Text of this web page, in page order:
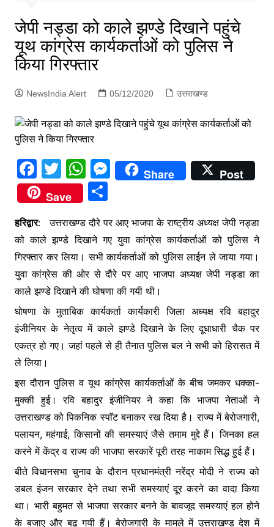
जेपी नड्डा को काले झण्डे दिखाने पहुंचे
यूथ कांग्रेस कार्यकर्ताओं को पुलिस ने
किया गिरफ्तार
NewsIndia Alert 05/12/2020 उत्तराखण्ड
F
a
c
e
b
o
o
k
T
w
itt
er
W
h
at
s
A
p
p
M
e
s
e
n
g
er
Share
Post
Save
S
ar
e
हरिद्वार: उत्तराखण्ड दौरे पर आए भाजपा के राष्ट्रीय अध्यक्ष जेपी नड्डा
को काले झण्डे दिखाने गए युवा कांग्रेस कार्यकर्ताओं को पुलिस ने
गिरफ्तार कर लिया। सभी कार्यकर्ताओं को पुलिस लाईन ले जाया गया।
युवा कांग्रेस की ओर से दौरे पर आए भाजपा अध्यक्ष जेपी नड्डा का
काले झण्डे दिखाने की घोषणा की गयी थी।
घोषणा के मुताबिक कार्यकर्ता कार्यकारी जिला अध्यक्ष रवि बहादुर
इंजीनियर के नेतृत्व में काले झण्डे दिखाने के लिए दूधाधारी चैक पर
एकत्र हो गए। जहां पहले से ही तैनात पुलिस बल ने सभी को हिरासत में
ले लिया।
इस दौरान पुलिस व यूथ कांग्रेस कार्यकर्ताओं के बीच जमकर धक्का-
मुक्की हुई। रवि बहादुर इंजीनियर ने कहा कि भाजपा नेताओं ने
उत्तराखण्ड को पिकनिक स्पाॅट बनाकर रख दिया है। राज्य में बेरोजगारी,
पलायन, महंगाई, किसानों की समस्याएं जैसे तमाम मुद्दे हैं। जिनका हल
करने में केंद्र व राज्य की भाजपा सरकारें पूरी तरह नाकाम सिद्ध हुई हैं।
बीते विधानसभा चुनाव के दौरान प्रधानमंत्री नरेंद्र मोदी ने राज्य को
डबल इंजन सरकार देने तथा सभी समस्याएं दूर करने का वादा किया
था। भारी बहुमत से भाजपा सरकार बनने के बावजूद समस्याएं हल होने
के बजाए और बढ़ गयी हैं। बेरोजगारी के मामले में उत्तराखण्ड देश में